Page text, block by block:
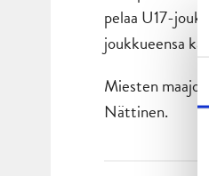
pelaa U17-
joukkueensa
Miesten
Nättinen.